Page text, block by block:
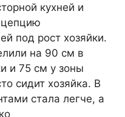
кухней и
под рост хозяйки.
на 90 см в
и 75 см у зоны
сидит хозяйка. В
стала легче, а